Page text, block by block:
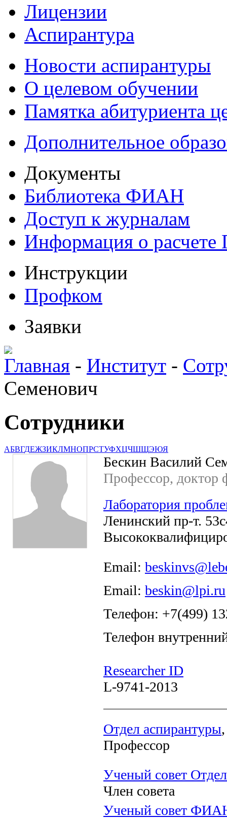
Лицензии
Аспирантура
Новости аспирантуры
О целевом обучении
Памятка абитуриента
Дополнительное
Документы
Библиотека ФИАН
Доступ к журналам
Информация о
Инструкции
Профком
Заявки
Главная - Институт -
Семенович
Сотрудники
АБВГДЕЖЗИКЛМНОПРСТУФХЦЧШЩЭЮЯ
Бескин Василий
Профессор, доктор
Лаборатория
Ленинский пр-т.
Email:
Email: beskin@lpi.ru
Телефон: +7(499)
Телефон
Researcher ID
L-9741-2013
Отдел аспирантуры
Профессор
Ученый совет
Член совета
Ученый совет